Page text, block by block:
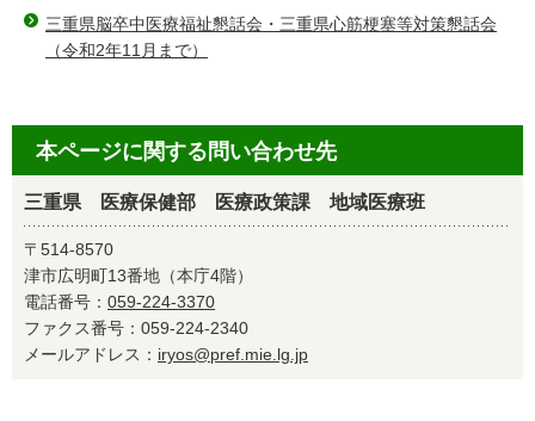
三重県脳卒中医療福祉懇話会・三重県心筋梗塞等対策懇話会
（令和2年11月まで）
本ページに関する問い合わせ先
三重県 医療保健部 医療政策課 地域医療班
〒514-8570
津市広明町13番地（本庁4階）
電話番号： 059-224-3370
ファクス番号：059-224-2340
メールアドレス： iryos@pref.mie.lg.jp